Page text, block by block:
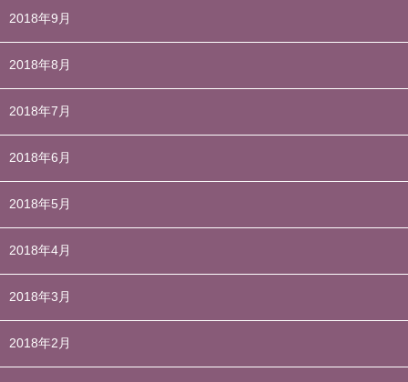
2018年9月
2018年8月
2018年7月
2018年6月
2018年5月
2018年4月
2018年3月
2018年2月